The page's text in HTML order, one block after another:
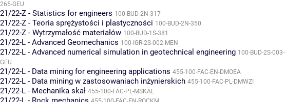
265-GEU
21/22-Z - Statistics for engineers 100-BUD-2N-317
21/22-Z - Teoria sprężystości i plastyczności 100-BUD-2N-350
21/22-Z - Wytrzymałość materiałów 100-BUD-1S-381
21/22-L - Advanced Geomechanics 100-IGR-2S-002-MEN
21/22-L - Advanced numerical simulation in geotechnical engineering 100-BUD-2S-003-
GEU
21/22-L - Data mining for engineering applications 455-100-FAC-EN-DMOEA
21/22-L - Data mining w zastosowaniach inżynierskich 455-100-FAC-PL-DMWZI
21/22-L - Mechanika skał 455-100-FAC-PL-MSKAL